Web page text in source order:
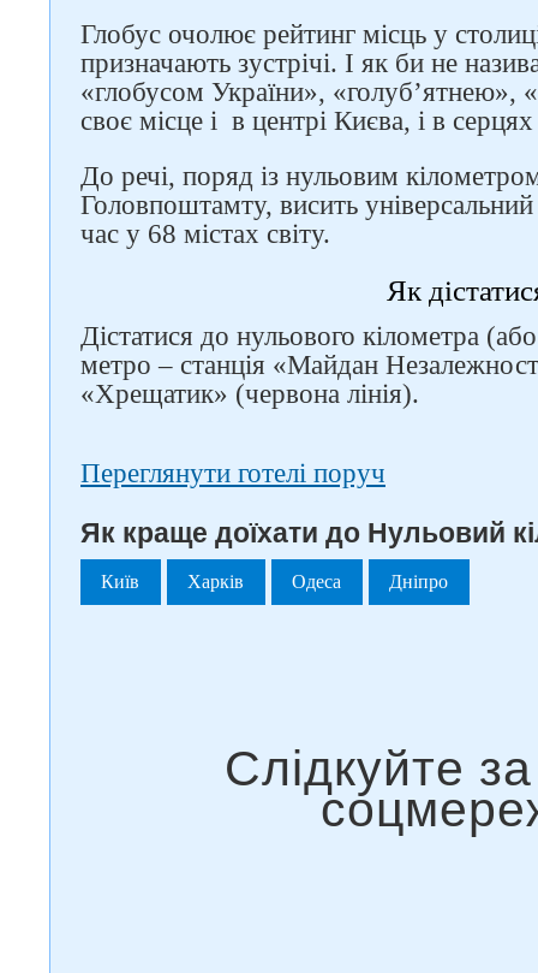
Глобус очолює рейтинг місць у
призначають зустрічі. І як би не
«глобусом України», «голуб’ятнею»,
своє місце і в центрі Києва, і в
До речі, поряд із нульовим
Головпоштамту, висить
час у 68 містах світу.
Як
Дістатися до нульового кілометра
метро – станція «Майдан
«Хрещатик» (червона лінія).
Переглянути готелі поруч
Як краще доїхати до Нульовий
Київ Харків Одеса Дніпро